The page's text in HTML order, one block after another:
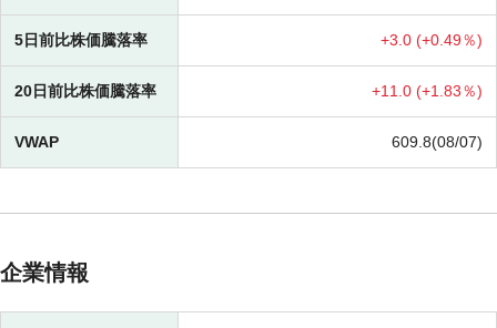
5日前比株価騰落率 +3.0 (+0.49％)
20日前比株価騰落率 +11.0 (+1.83％)
VWAP 609.8(08/07)
企業情報